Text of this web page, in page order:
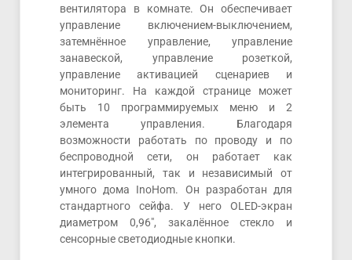
вентилятора в комнате. Он обеспечивает
управление включением-выключением,
затемнённое управление, управление
занавеской, управление розеткой,
управление активацией сценариев и
мониторинг. На каждой странице может
быть 10 программируемых меню и 2
элемента управления. Благодаря
возможности работать по проводу и по
беспроводной сети, он работает как
интегрированный, так и независимый от
умного дома InoHom. Он разработан для
стандартного сейфа. У него OLED-экран
диаметром 0,96″, закалённое стекло и
сенсорные светодиодные кнопки.